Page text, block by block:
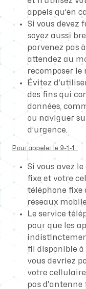
appels qu’en
Si vous devez
soyez aussi
parvenez pas
attendez au
recomposer le
Évitez
des fins qui
données,
ou naviguer
d’urgence.
Pour appeler le 9-1-1 :
Si vous avez
fixe et votre
téléphone fixe
réseaux
Le service
pour que les
fil disponible à
vous devriez
votre
pas